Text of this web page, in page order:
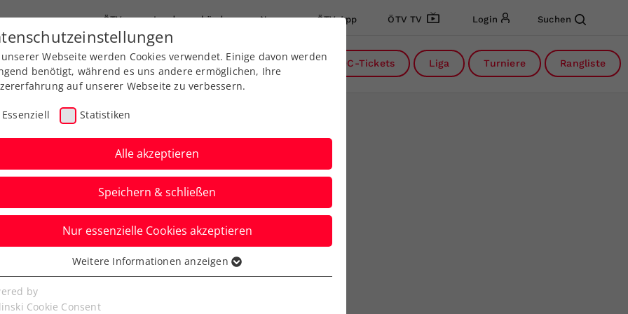
ÖTV Landesverbände News ÖTV App ÖTV TV Login Suchen
Ausbildung Services Über uns DC-Tickets Liga Turniere Rangliste
die Türkei: Losglück
Davis Cup
Webseite werden Cookies verwendet. Einige davon werden
benötigt, während es uns andere ermöglichen, Ihre
auf unserer Webseite zu verbessern.
Essenziell Statistiken
Alle akzeptieren
Speichern & schließen
Nur essenzielle Cookies akzeptieren
Cookies werden für grundlegende Funktionen der
benötigt. Dadurch ist gewährleistet, dass die Webseite
Weitere Informationen anzeigen
by
Cookie Consent